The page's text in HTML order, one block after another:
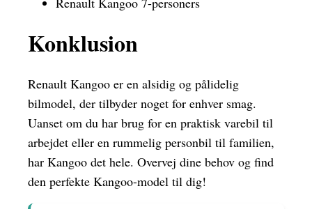
Konklusion
Renault Kangoo er en alsidig og pålidelig
bilmodel, der tilbyder noget for enhver smag.
Uanset om du har brug for en praktisk varebil til
arbejdet eller en rummelig personbil til familien,
har Kangoo det hele. Overvej dine behov og find
den perfekte Kangoo-model til dig!